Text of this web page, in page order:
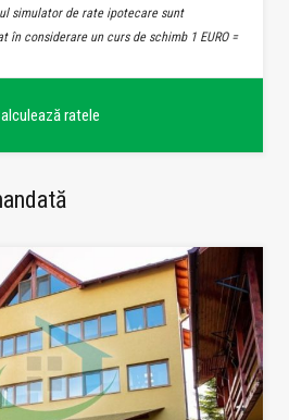
simulator de rate ipotecare sunt
în considerare un curs de schimb 1 EURO =